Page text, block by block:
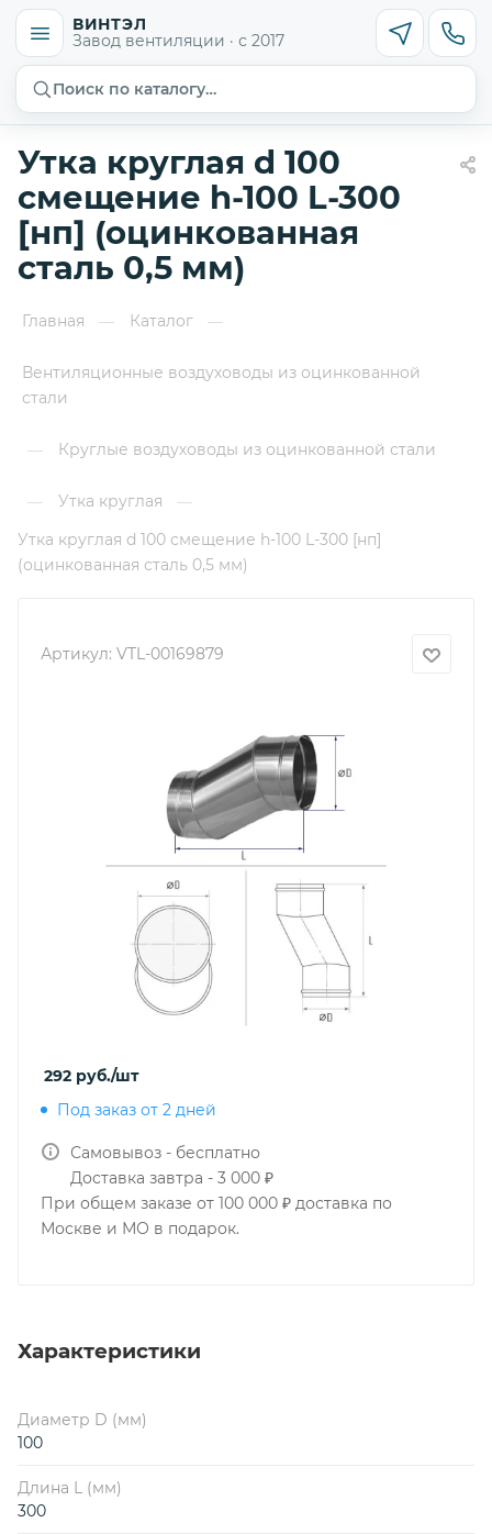
ВИНТЭЛ
Завод вентиляции · с 2017
Поиск по каталогу…
Утка круглая d 100
смещение h-100 L-300
[нп] (оцинкованная
сталь 0,5 мм)
Главная — Каталог —
Вентиляционные воздуховоды из оцинкованной
стали
— Круглые воздуховоды из оцинкованной стали
— Утка круглая
—
Утка круглая d 100 смещение h-100 L-300 [нп]
(оцинкованная сталь 0,5 мм)
Артикул: VTL-00169879
292 руб./шт
Под заказ от 2 дней
Самовывоз - бесплатно
Доставка завтра - 3 000 ₽
При общем заказе от 100 000 ₽ доставка по
Москве и МО в подарок.
Характеристики
Диаметр D (мм)
100
Длина L (мм)
300